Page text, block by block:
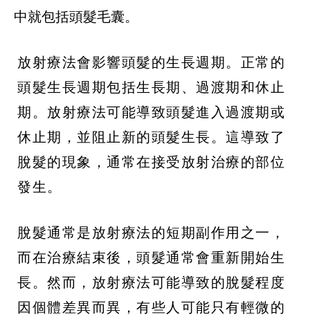
中就包括頭髮毛囊。
放射療法會影響頭髮的生長週期。正常的
頭髮生長週期包括生長期、過渡期和休止
期。放射療法可能導致頭髮進入過渡期或
休止期，並阻止新的頭髮生長。這導致了
脫髮的現象，通常在接受放射治療的部位
發生。
脫髮通常是放射療法的短期副作用之一，
而在治療結束後，頭髮通常會重新開始生
長。然而，放射療法可能導致的脫髮程度
因個體差異而異，有些人可能只有輕微的